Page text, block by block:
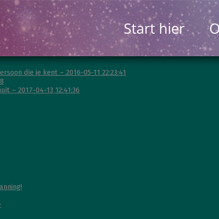
Start hier
die je kent – 2016-05-11 22:23:41
– 2017-04-13 12:41:36